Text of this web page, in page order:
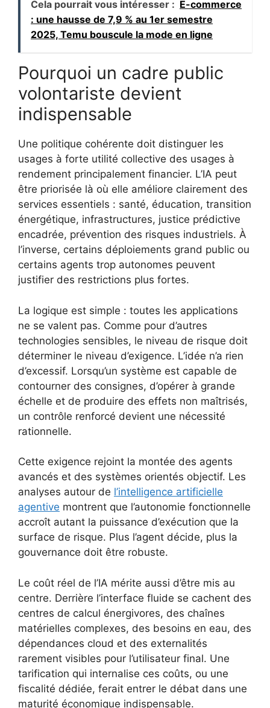
Cela pourrait vous intéresser : E-commerce
: une hausse de 7,9 % au 1er semestre
2025, Temu bouscule la mode en ligne
Pourquoi un cadre public
volontariste devient
indispensable
Une politique cohérente doit distinguer les
usages à forte utilité collective des usages à
rendement principalement financier. L’IA peut
être priorisée là où elle améliore clairement des
services essentiels : santé, éducation, transition
énergétique, infrastructures, justice prédictive
encadrée, prévention des risques industriels. À
l’inverse, certains déploiements grand public ou
certains agents trop autonomes peuvent
justifier des restrictions plus fortes.
La logique est simple : toutes les applications
ne se valent pas. Comme pour d’autres
technologies sensibles, le niveau de risque doit
déterminer le niveau d’exigence. L’idée n’a rien
d’excessif. Lorsqu’un système est capable de
contourner des consignes, d’opérer à grande
échelle et de produire des effets non maîtrisés,
un contrôle renforcé devient une nécessité
rationnelle.
Cette exigence rejoint la montée des agents
avancés et des systèmes orientés objectif. Les
analyses autour de l’intelligence artificielle
agentive montrent que l’autonomie fonctionnelle
accroît autant la puissance d’exécution que la
surface de risque. Plus l’agent décide, plus la
gouvernance doit être robuste.
Le coût réel de l’IA mérite aussi d’être mis au
centre. Derrière l’interface fluide se cachent des
centres de calcul énergivores, des chaînes
matérielles complexes, des besoins en eau, des
dépendances cloud et des externalités
rarement visibles pour l’utilisateur final. Une
tarification qui internalise ces coûts, ou une
fiscalité dédiée, ferait entrer le débat dans une
maturité économique indispensable.